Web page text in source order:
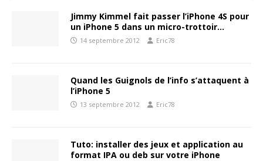
Jimmy Kimmel fait passer l’iPhone 4S pour
un iPhone 5 dans un micro-trottoir…
14 septembre 2012 Eric78
Quand les Guignols de l’info s’attaquent à
l’iPhone 5
13 septembre 2012 Eric78
Tuto: installer des jeux et application au
format IPA ou deb sur votre iPhone